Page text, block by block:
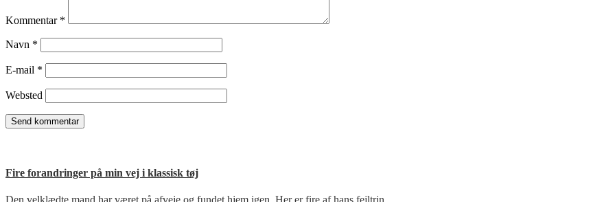
Kommentar *
Navn *
E-mail *
Websted
Fire forandringer på min vej i klassisk tøj
Den velklædte mand har været på afveje og fundet hjem igen. Her er fire af hans fejltrin.